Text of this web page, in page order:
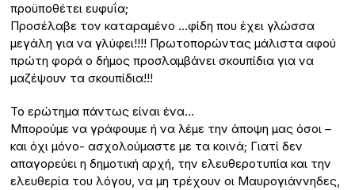
προϋποθέτει ευφυΐα;
Προσέλαβε τον καταραμένο …φίδη που έχει γλώσσα
μεγάλη για να γλύφει!!!! Πρωτοπορώντας μάλιστα αφού
πρώτη φορά ο δήμος προσλαμβάνει σκουπίδια για να
μαζέψουν τα σκουπίδια!!!
Το ερώτημα πάντως είναι ένα…
Μπορούμε να γράφουμε ή να λέμε την άποψη μας όσοι –
και όχι μόνο- ασχολούμαστε με τα κοινά; Γιατί δεν
απαγορεύει η δημοτική αρχή, την ελευθεροτυπία και την
ελευθερία του λόγου, να μη τρέχουν οι Μαυρογιάννηδες,